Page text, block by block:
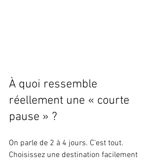
À quoi ressemble
réellement une « courte
pause » ?
On parle de 2 à 4 jours. C'est tout.
Choisissez une destination facilement